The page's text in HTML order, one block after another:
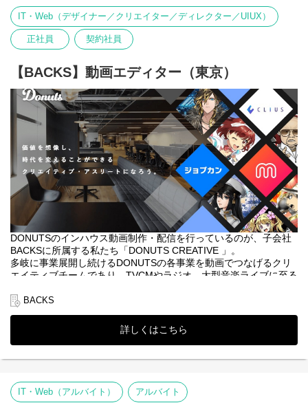
◆使用ツール
Photoshop、Illustrator等
・広告を用いて売上に直結させるための分析力、デザイン力
・キャッチコピー力
・広告運用知識
「PRODUCT FIRST」を理念に掲げ、toC、toBの領域を問わず
IT分野の5領域（出版メディア、ライブ配信・動画投稿、SaaS、
ゲーム、医療）で多方面にサービスを展開し、
様々なジャンルのヒットサービスを生み出し続けているIT企業で
◆仕事内容
・DONUTSの主要事業（ライブ配信アプリ・ゲームアプリ・勤怠
管理システム・就活キャリア支援事業・クラウド型電子カルテ）
における各種広告クリエイティブの制作
・SNS広告（動画広告・静止画）
・youtube広告（動画広告）
・DONUTSのWeb広告やバナーなどのデザイン
・後々は、クライアント企業の広告動画や広告バナー制作もご担
当いただきます！
◆当社のお仕事の魅力
当社の広告施策は、誰もが知る芸能人やインフルエンサー等を起
用したデザイン作成の機会も豊富です！
直近ではYouTubeや各種SNSへの広告出稿拡大にあたって、動画
広告の制作を強化しているため、お仕事のメインは動画広告の制
作をお任せします。
当社の広告クリエイティブはDONUTSのプロダクトの収益に直接
パフォーマンスの確認から分析、効果改善の提案や実施までトー
タルで携わって頂くことができます。
◆使用ツール
Photoshop、Illustrator、After Effects、Premiere Pro等
◆身に付くスキル
・広告を用いて売上に直結させるための分析力、デザイン力
IT・Web（デザイナー／クリエイター／ディレクター／UIUX）
正社員 契約社員
【BACKS】動画エディター（東京）
DONUTSのインハウス動画制作・配信を行っているのが、子会社
BACKSに所属する私たち「DONUTS CREATIVE 」。
多岐に事業展開し続けるDONUTSの各事業を動画でつなげるクリ
エイティブチームであり、TVCMやラジオ、大型音楽ライブに至る
す。
動画制作チームの体制強化にあたり動画エディターを募集中で
※DONUTSの100%子会社BACKSの求人になります。（配属は
BACKS、オフィスはDONUTS同様です）
◆DONUTSとは…
「PRODUCT FIRST」を理念に掲げ、toC、toBの領域を問わずIT
BACKS
詳しくはこちら
IT・Web（アルバイト） アルバイト